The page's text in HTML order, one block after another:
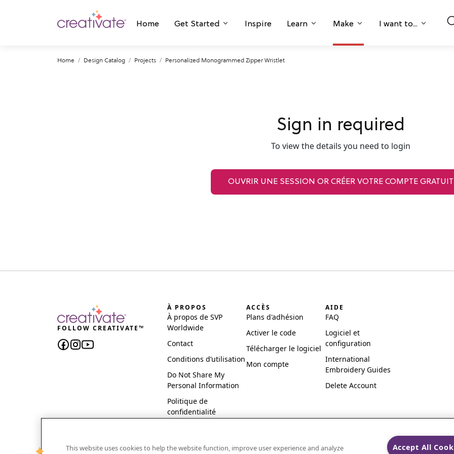
Home Get Started Inspire Learn Make I want to...
Home Design Catalog Projects Personalized Monogrammed Zipper Wristlet
Sign in required
To view the details you need to login
OUVRIR UNE SESSION OR CRÉER VOTRE COMPTE GRATUIT
FOLLOW CREATIVATE™
À PROPOS
À propos de SVP
Worldwide
Contact
Conditions d’utilisation
Do Not Share My
Personal Information
Politique de
confidentialité
ACCÈS
Plans d'adhésion
Activer le code
Télécharger le logiciel
Mon compte
AIDE
FAQ
Logiciel et
configuration
International
Embroidery Guides
Delete Account
This website uses cookies to help the website function, improve user experience and analyze
Accept All